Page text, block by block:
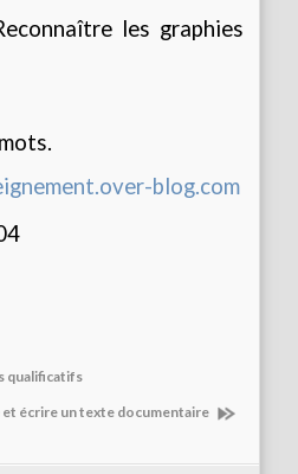
les graphies
blog.com
qualificatifs
et écrire un texte documentaire